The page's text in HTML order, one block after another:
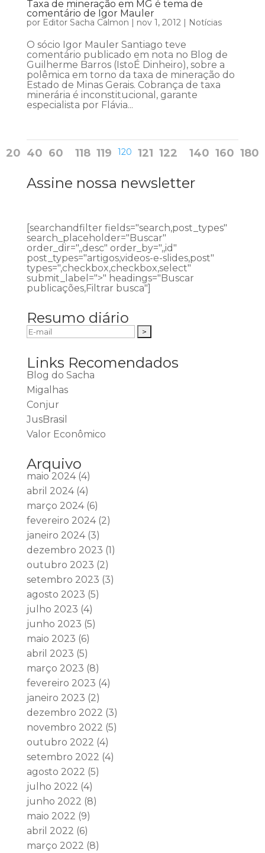
Taxa de mineração em MG é tema de
comentário de Igor Mauler
por Editor Sacha Calmon nov 1, 2012| Notícias
O sócio Igor Mauler Santiago teve
comentário publicado em nota no Blog de
Guilherme Barros (IstoÉ Dinheiro), sobre a
polêmica em torno da taxa de mineração do
Estado de Minas Gerais. Cobrança de taxa
minerária é inconstitucional, garante
especialista por Flávia...
20 40 60 118 119 120 121 122 140 160 180
Assine nossa newsletter
[searchandfilter fields="search,post_types"
search_placeholder="Buscar"
order_dir=",,desc" order_by=",,id"
post_types="artigos,videos-e-slides,post"
types=",checkbox,checkbox,select"
submit_label=">" headings="Buscar
publicações,Filtrar busca"]
Resumo diário
Links Recomendados
Blog do Sacha
Migalhas
Conjur
JusBrasil
Valor Econômico
Arquivo
maio 2024(4)
abril 2024(4)
março 2024(6)
fevereiro 2024(2)
janeiro 2024(3)
dezembro 2023 (1)
outubro 2023 (2)
setembro 2023 (3)
agosto 2023 (5)
julho 2023 (4)
junho 2023 (5)
maio 2023 (6)
abril 2023 (5)
março 2023 (8)
fevereiro 2023 (4)
janeiro 2023 (2)
dezembro 2022 (3)
novembro 2022 (5)
outubro 2022 (4)
setembro 2022 (4)
agosto 2022 (5)
julho 2022 (4)
junho 2022 (8)
maio 2022 (9)
abril 2022 (6)
março 2022 (8)